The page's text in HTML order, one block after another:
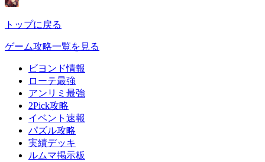
トップに戻る
ゲーム攻略一覧を見る
ビヨンド情報
ローテ最強
アンリミ最強
2Pick攻略
イベント速報
パズル攻略
実績デッキ
ルムマ掲示板